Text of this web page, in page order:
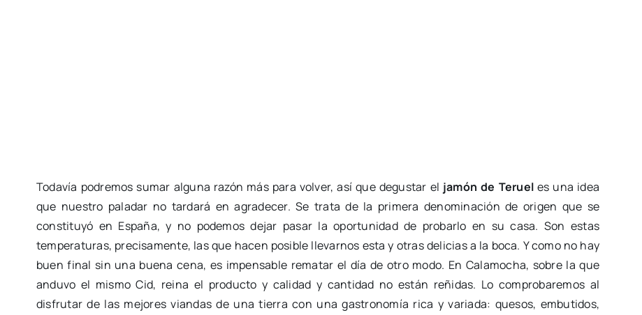
Todavía podremos sumar alguna razón más para volver, así que degustar el jamón de Teruel es una idea
que nuestro paladar no tardará en agradecer. Se trata de la primera denominación de origen que se
constituyó en España, y no podemos dejar pasar la oportunidad de probarlo en su casa. Son estas
temperaturas, precisamente, las que hacen posible llevarnos esta y otras delicias a la boca. Y como no hay
buen final sin una buena cena, es impensable rematar el día de otro modo. En Calamocha, sobre la que
anduvo el mismo Cid, reina el producto y calidad y cantidad no están reñidas. Lo comprobaremos al
disfrutar de las mejores viandas de una tierra con una gastronomía rica y variada: quesos, embutidos,